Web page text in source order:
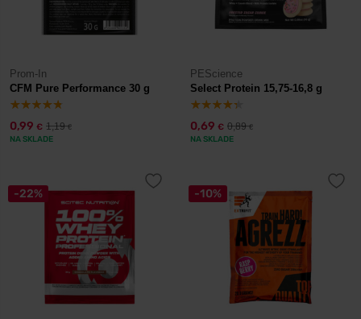
Prom-In
CFM Pure Performance 30 g
0,99 € 1,19€
NA SKLADE
PEScience
Select Protein 15,75-16,8 g
0,69 € 0,89€
NA SKLADE
-22% -10%